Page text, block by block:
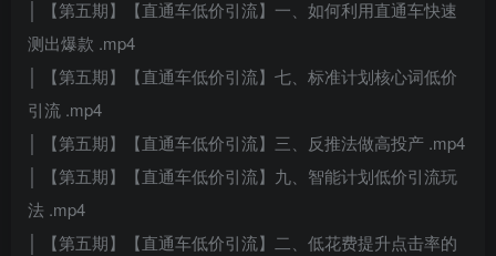
│ 【第五期】【直通车低价引流】一、如何利用直通车快速
测出爆款 .mp4
│ 【第五期】【直通车低价引流】七、标准计划核心词低价
引流 .mp4
│ 【第五期】【直通车低价引流】三、反推法做高投产 .mp4
│ 【第五期】【直通车低价引流】九、智能计划低价引流玩
法 .mp4
│ 【第五期】【直通车低价引流】二、低花费提升点击率的